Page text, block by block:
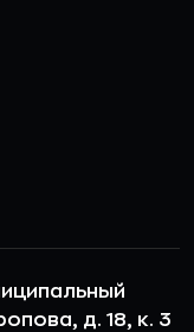
д. 18, к. 3